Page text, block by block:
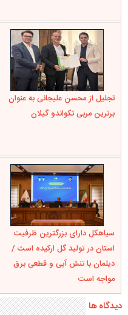
تجلیل از محسن علیجانی به عنوان
برترین مربی تکواندو گیلان
سیاهکل دارای بزرگترین ظرفیت
استان در تولید گل ارکیده است /
دیلمان با تنش آبی و قطعی برق
مواجه است
دیدگاه ها